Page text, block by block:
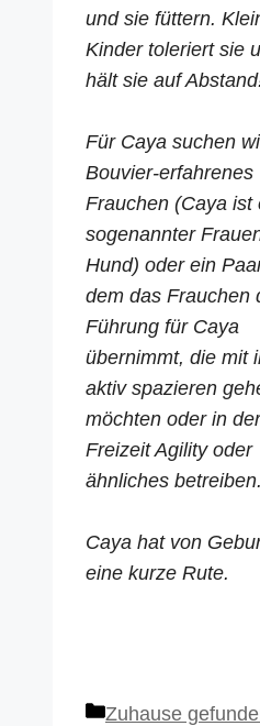
und sie füttern.
Kinder toleriert sie
hält sie auf
Für Caya suchen
Bouvier-erfahrenes
Frauchen (Caya ist
sogenannter
Hund) oder ein
dem das Frauchen
Führung für Caya
übernimmt, die mit
aktiv spazieren
möchten oder in der
Freizeit Agility oder
ähnliches betreiben.
Caya hat von
eine kurze Rute.
Kategorien
Zuhause